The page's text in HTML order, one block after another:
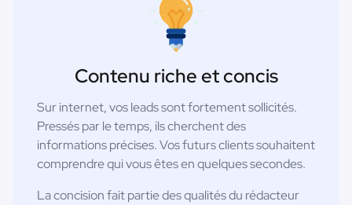
Contenu riche et concis
Sur internet, vos leads sont fortement sollicités.
Pressés par le temps, ils cherchent des
informations précises. Vos futurs clients souhaitent
comprendre qui vous êtes en quelques secondes.
La concision fait partie des qualités du rédacteur